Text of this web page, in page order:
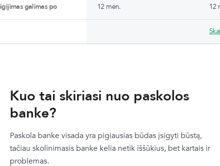
galimas po 12 mėn. 12
Kuo tai skiriasi nuo paskolos
banke?
Paskola banke visada yra pigiausias būdas įsigyti būstą,
tačiau skolinimasis banke kelia netik iššūkius, bet kartais ir
problemas.